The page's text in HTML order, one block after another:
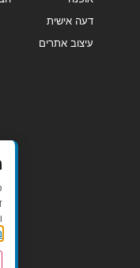
דעה אישית
עיצוב אתרים